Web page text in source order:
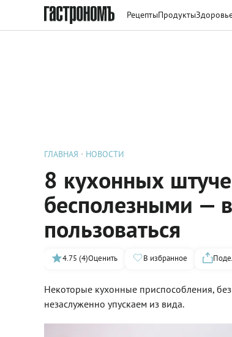
РецептыПродукты
ГЛАВНАЯ НОВОСТИ
8 кухонных
бесполезными —
пользоваться
4.75 (4)Оценить В избранное
Некоторые кухонные приспособления,
незаслуженно упускаем из вида.